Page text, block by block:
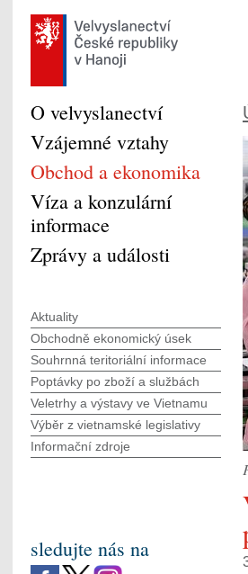
O velvyslanectví
Vzájemné vztahy
Obchod a ekonomika
Víza a konzulární
informace
Zprávy a události
Aktuality
Obchodně ekonomický úsek
Souhrnná teritoriální informace
Poptávky po zboží a službách
Veletrhy a výstavy ve Vietnamu
Výběr z vietnamské legislativy
Informační zdroje
sledujte nás na